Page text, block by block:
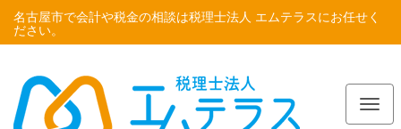
名古屋市で会計や税金の相談は税理士法人 エムテラスにお任せく
ださい。